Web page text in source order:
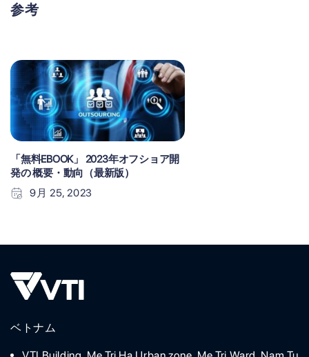
参考
「無料EBOOK」 2023年オフショア開
発の 概要・動向（最新版）
9月 25, 2023
ベトナム